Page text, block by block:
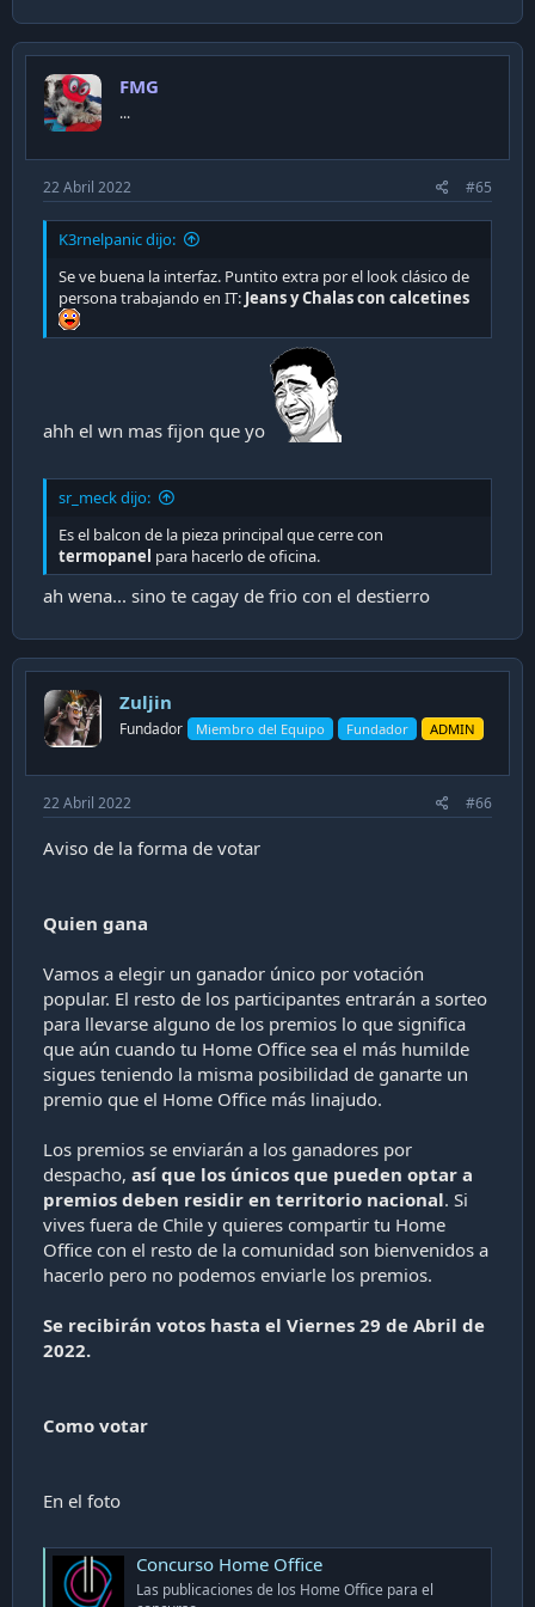
kit de ventiladores Corsair SP120 RGB Elite
Computación
n1g.cl
y para no ser menos, en Capa9 vamos a poner el
mouse HyperX PulseFire Hasteque utilizamos en el
análisis
Portada! - Análisis Mouse HyperX Pulsefire Haste - precisión extra para jugadores exigentes
Hola! Te habla Nicolás! En estos días de vuelta al
encierro, de vuelta a mirar por la ventana y ver los
pájaros siendo libres, volando a sus anchas, sin
ningún impedimento. Me recordo al ... Mouse
HyperX Pulsefire Haste que les traigo el día de hoy.
www.capa9.net
c
t
o
n
s
FMG
...
22 Abril 2022 #65
K3rnelpanic dijo:
Se ve buena la interfaz. Puntito extra por el look clásico de
persona trabajando en IT: Jeans y Chalas con calcetines
ahh el wn mas fijon que yo
sr_meck dijo:
Es el balcon de la pieza principal que cerre con
termopanel para hacerlo de oficina.
ah wena... sino te cagay de frio con el destierro
Zuljin
Fundador Miembro del Equipo Fundador ADMIN
22 Abril 2022 #66
Aviso de la forma de votar
Quien gana
Vamos a elegir un ganador único por votación
popular. El resto de los participantes entrarán a sorteo
para llevarse alguno de los premios lo que significa
que aún cuando tu Home Office sea el más humilde
sigues teniendo la misma posibilidad de ganarte un
premio que el Home Office más linajudo.
Los premios se enviarán a los ganadores por
despacho, así que los únicos que pueden optar a
premios deben residir en territorio nacional. Si
vives fuera de Chile y quieres compartir tu Home
Office con el resto de la comunidad son bienvenidos a
hacerlo pero no podemos enviarle los premios.
Se recibirán votos hasta el Viernes 29 de Abril de
2022.
Como votar
En el foto
Concurso Home Office
Las publicaciones de los Home Office para el